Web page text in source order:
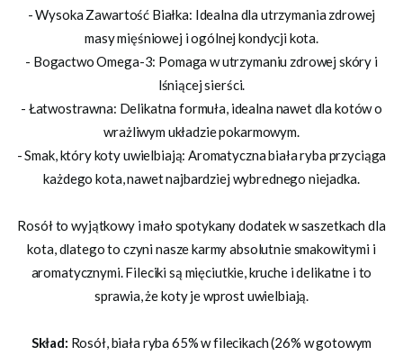
- Wysoka Zawartość Białka: Idealna dla utrzymania zdrowej
masy mięśniowej i ogólnej kondycji kota.
- Bogactwo Omega-3: Pomaga w utrzymaniu zdrowej skóry i
lśniącej sierści.
- Łatwostrawna: Delikatna formuła, idealna nawet dla kotów o
wrażliwym układzie pokarmowym.
- Smak, który koty uwielbiają: Aromatyczna biała ryba przyciąga
każdego kota, nawet najbardziej wybrednego niejadka.
Rosół to wyjątkowy i mało spotykany dodatek w saszetkach dla
kota, dlatego to czyni nasze karmy absolutnie smakowitymi i
aromatycznymi. Fileciki są mięciutkie, kruche i delikatne i to
sprawia, że koty je wprost uwielbiają.
Skład: Rosół, biała ryba 65% w filecikach (26% w gotowym